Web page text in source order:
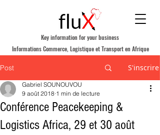
Informations Commerce, Logistique et Transport en Afrique
Key information for your business
Post S'inscrire
Conférence Peacekeeping &
Logistics Africa, 29 et 30 août
Gabriel SOUNOUVOU
9 août 2018 1 min de lecture